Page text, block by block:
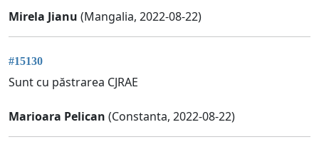
Mirela Jianu (Mangalia, 2022-08-22)
#15130
Sunt cu păstrarea CJRAE
Marioara Pelican (Constanta, 2022-08-22)